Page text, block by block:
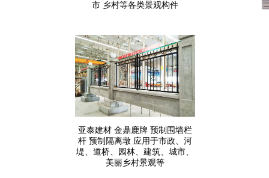
市 乡村等各类景观构件
亚泰建材 金鼎鹿牌 预制围墙栏
杆 预制隔离墩 应用于市政、河
堤、道桥、园林、建筑、城市、
美丽乡村景观等